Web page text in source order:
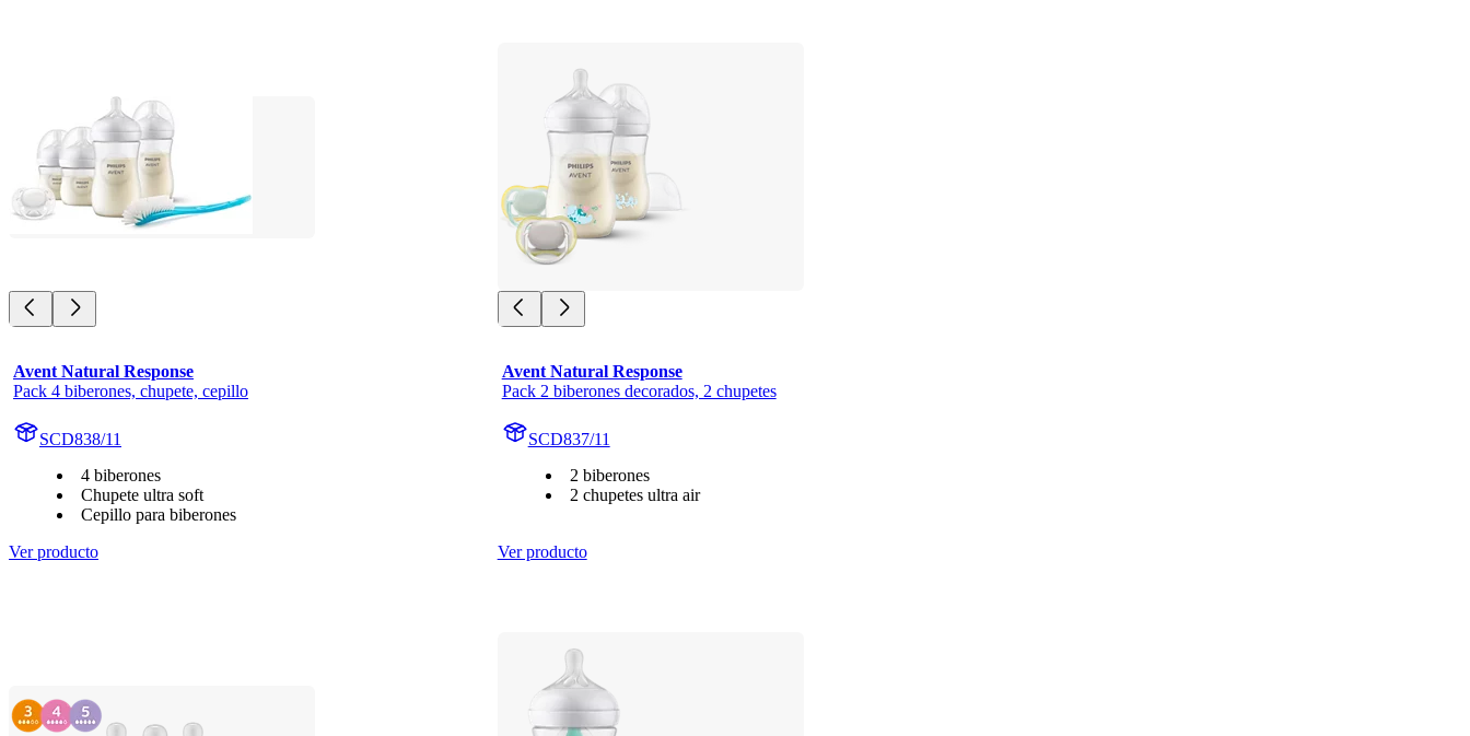
Avent Natural Response
Pack 4 biberones, chupete, cepillo
SCD838/11
4 biberones
Chupete ultra soft
Cepillo para biberones
Ver producto
Avent Natural Response
Pack 2 biberones decorados, 2 chupetes
SCD837/11
2 biberones
2 chupetes ultra air
Ver producto